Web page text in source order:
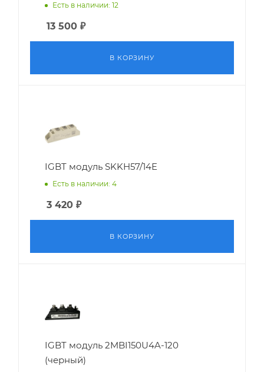
Есть в наличии: 12
13 500 ₽
В КОРЗИНУ
IGBT модуль SKKH57/14E
Есть в наличии: 4
3 420 ₽
В КОРЗИНУ
IGBT модуль 2MBI150U4A-120
(черный)